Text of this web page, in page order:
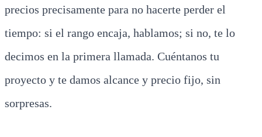
precios precisamente para no hacerte perder el
tiempo: si el rango encaja, hablamos; si no, te lo
decimos en la primera llamada. Cuéntanos tu
proyecto y te damos alcance y precio fijo, sin
sorpresas.